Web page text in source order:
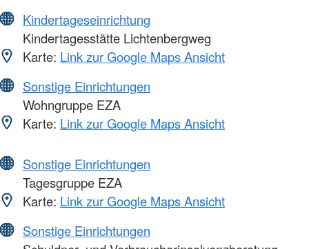
Kindertageseinrichtung
Kindertagesstätte Lichtenbergweg
Karte: Link zur Google Maps Ansicht
Sonstige Einrichtungen
Wohngruppe EZA
Karte: Link zur Google Maps Ansicht
Sonstige Einrichtungen
Tagesgruppe EZA
Karte: Link zur Google Maps Ansicht
Sonstige Einrichtungen